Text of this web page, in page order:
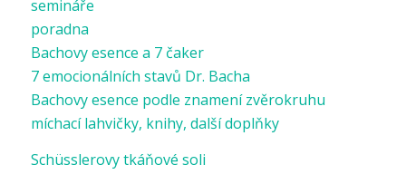
semináře
poradna
Bachovy esence a 7 čaker
7 emocionálních stavů Dr. Bacha
Bachovy esence podle znamení zvěrokruhu
míchací lahvičky, knihy, další doplňky
Schüsslerovy tkáňové soli